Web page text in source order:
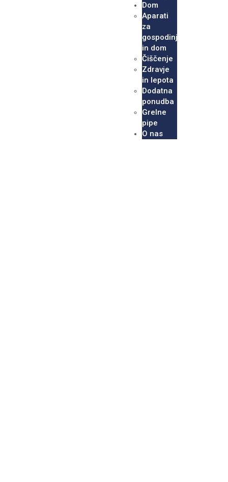
Dom
Aparati
za
gospodinjstvo
in dom
Čiščenje
Zdravje
in lepota
Dodatna
ponudba
Grelne
pipe
O nas